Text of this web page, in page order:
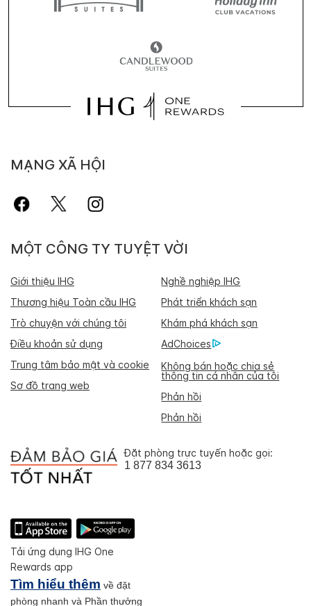
MẠNG XÃ HỘI
MỘT CÔNG TY TUYỆT VỜI
Giới thiệu IHG
Nghề nghiệp IHG
Thương hiệu Toàn cầu IHG
Phát triển khách sạn
Trò chuyện với chúng tôi
Khám phá khách sạn
Điều khoản sử dụng
AdChoices
Trung tâm bảo mật và cookie
Không bán hoặc chia sẻ
thông tin cá nhân của tôi
Sơ đồ trang web
Phản hồi
Phản hồi
Đặt phòng trực tuyến hoặc gọi:
1 877 834 3613
Tải ứng dụng IHG One
Rewards app
Tìm hiểu thêm về đặt
phòng nhanh và Phần thưởng